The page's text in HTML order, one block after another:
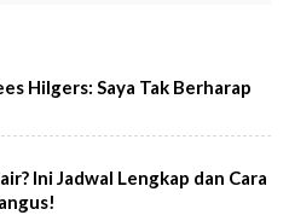
Hilgers: Saya Tak Berharap
Ini Jadwal Lengkap dan Cara